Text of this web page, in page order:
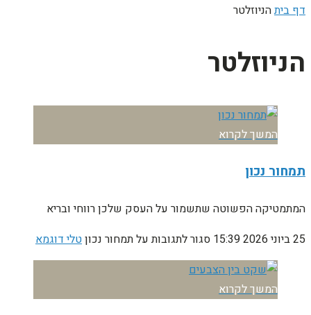
דף ביתהניוזלטר
הניוזלטר
המשך לקרוא
תמחור נכון
המתמטיקה הפשוטה שתשמור על העסק שלכן רווחי ובריא
25 ביוני 2026
15:39 סגור לתגובותעל תמחור נכוןטלי דוגמא
המשך לקרוא